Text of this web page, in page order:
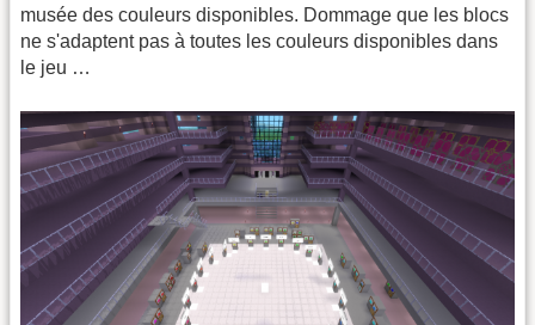
musée des couleurs disponibles. Dommage que les blocs
ne s'adaptent pas à toutes les couleurs disponibles dans
le jeu …